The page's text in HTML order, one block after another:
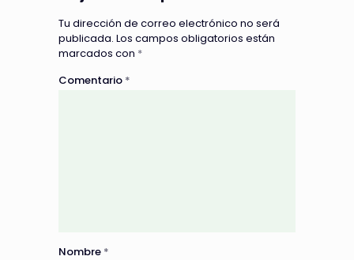
Tu dirección de correo electrónico no será
publicada. Los campos obligatorios están
marcados con *
Comentario *
Nombre *